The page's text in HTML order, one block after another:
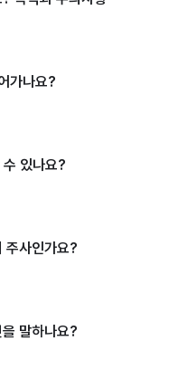
가나요?
있나요?
주사인가요?
말하나요?